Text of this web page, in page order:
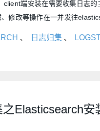
client端安装在需要收集日志
修改等操作在一并发往
、 日志归集 、
Elasticsearch安